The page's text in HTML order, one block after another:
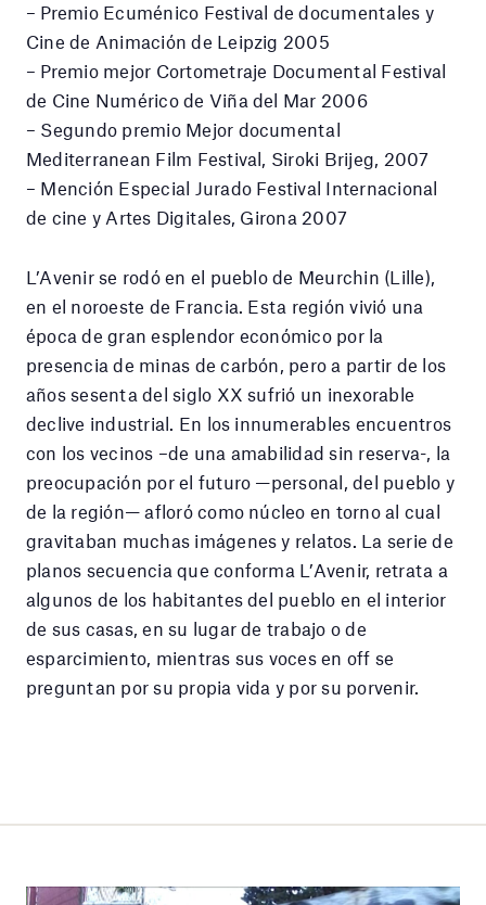
– Premio Ecuménico Festival de documentales y
Cine de Animación de Leipzig 2005
– Premio mejor Cortometraje Documental Festival
de Cine Numérico de Viña del Mar 2006
– Segundo premio Mejor documental
Mediterranean Film Festival, Siroki Brijeg, 2007
– Mención Especial Jurado Festival Internacional
de cine y Artes Digitales, Girona 2007
L’Avenir se rodó en el pueblo de Meurchin (Lille),
en el noroeste de Francia. Esta región vivió una
época de gran esplendor económico por la
presencia de minas de carbón, pero a partir de los
años sesenta del siglo XX sufrió un inexorable
declive industrial. En los innumerables encuentros
con los vecinos –de una amabilidad sin reserva-, la
preocupación por el futuro —personal, del pueblo y
de la región— afloró como núcleo en torno al cual
gravitaban muchas imágenes y relatos. La serie de
planos secuencia que conforma L’Avenir, retrata a
algunos de los habitantes del pueblo en el interior
de sus casas, en su lugar de trabajo o de
esparcimiento, mientras sus voces en off se
preguntan por su propia vida y por su porvenir.